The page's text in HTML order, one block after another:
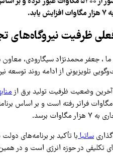
ظرفیت نیروگاه‌های
ما ، جعفر محمدنژاد سیگارودی،
تلویزیونی از ادامه روند توسعه
آخرین وضعیت ظرفیت تولید برق از
حاضر از ۵۲۰۰ مگاوات فراتر رفته است و بر
برسد.
ساتبابا تأکید بر برنامه‌های
تکلیفی در حوزه انرژی است و در